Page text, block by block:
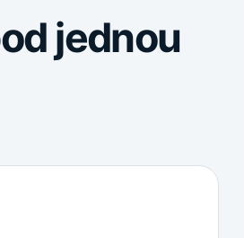
jednou